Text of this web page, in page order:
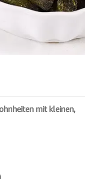
mit kleinen,